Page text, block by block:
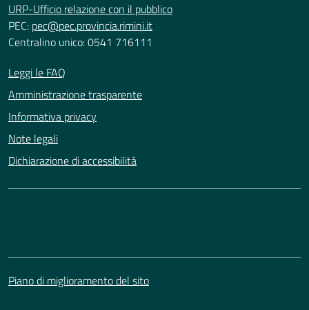
URP-Ufficio relazione con il pubblico
PEC: pec@pec.provincia.rimini.it
Centralino unico: 0541 716111
Leggi le FAQ
Amministrazione trasparente
Informativa privacy
Note legali
Dichiarazione di accessibilità
Piano di miglioramento del sito